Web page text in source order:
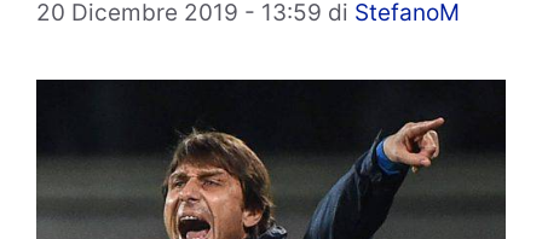
20 Dicembre 2019 - 13:59 di StefanoM